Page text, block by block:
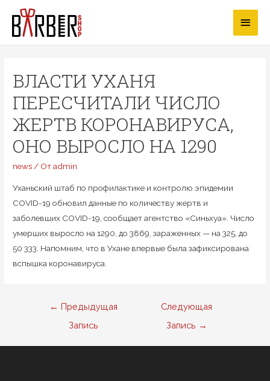
Перейти
содержимому
ВЛАСТИ УХАНЯ
ПЕРЕСЧИТАЛИ ЧИСЛО
ЖЕРТВ КОРОНАВИРУСА,
ОНО ВЫРОСЛО НА 1290
news/ Отadmin
Уханьский штаб по профилактике и контролю эпидемии
COVID-19 обновил данные по количеству жертв и
заболевших COVID-19, сообщает агентство «Синьхуа». Число
умерших выросло на 1290, до 3869, зараженных — на 325, до
50 333. Напомним, что в Ухане впервые была зафиксирована
вспышка коронавируса.
Навигация
← Предыдущая
Запись
Следующая
Запись →